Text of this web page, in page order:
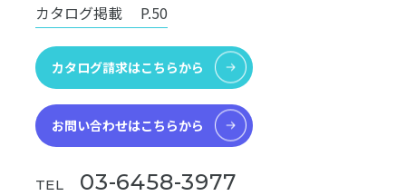
カタログ掲載 P.50
カタログ請求はこちらから
お問い合わせはこちらから
TEL 03-6458-3977